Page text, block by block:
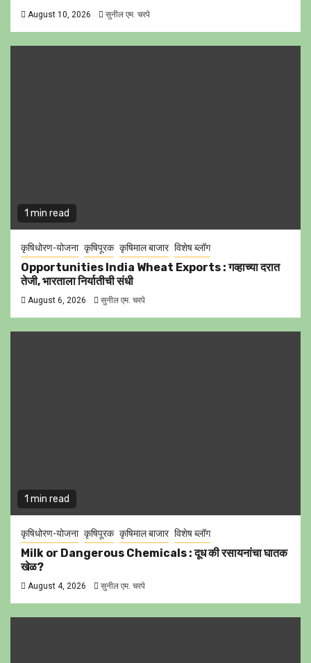
August 10, 2026 सुनील एम. चरपे
1 min read
कृषिधोरण-योजना कृषिपूरक कृषिमाल बाजार विशेष ब्लॉग
Opportunities India Wheat Exports : गव्हाच्या दरात
तेजी, भारताला निर्यातीची संधी
August 6, 2026 सुनील एम. चरपे
1 min read
कृषिधोरण-योजना कृषिपूरक कृषिमाल बाजार विशेष ब्लॉग
Milk or Dangerous Chemicals : दूध की रसायनांचा घातक
खेळ?
August 4, 2026 सुनील एम. चरपे